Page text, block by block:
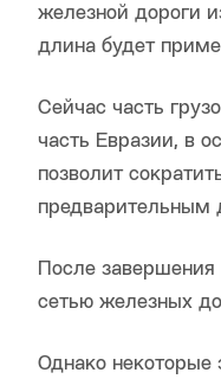
железной дороги
длина будет
Сейчас часть
часть Евразии, в
позволит
предварительным
После
сетью железных
Однако некоторые